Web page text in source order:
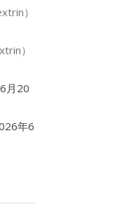
）
）
月20
年6